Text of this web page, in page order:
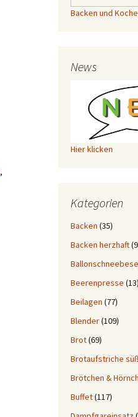
,
Backen und
News
Hier klicken
Kategorien
Backen (35)
Backen herzhaft
Beerenpresse (13)
Beilagen (77)
Blender(109)
Brot(69)
Brotaufstriche
Brötchen &
Buffet(117)